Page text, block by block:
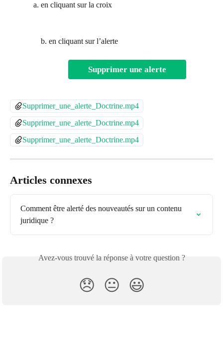
en cliquant sur la croix
b. en cliquant sur l’alerte
Supprimer une alerte
Supprimer_une_alerte_Doctrine.mp4
Supprimer_une_alerte_Doctrine.mp4
Supprimer_une_alerte_Doctrine.mp4
Articles connexes
Comment être alerté des nouveautés sur un contenu
juridique ?
Avez-vous trouvé la réponse à votre question ?
😞 😐 😃